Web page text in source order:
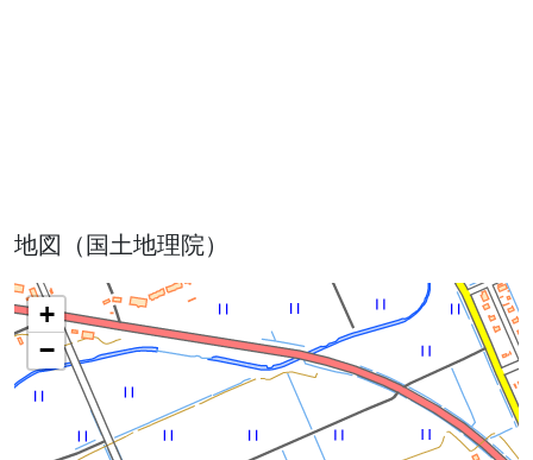
地図（国土地理院）
+
−